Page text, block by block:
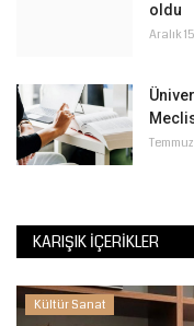
oldu
Aralık
KARIŞIK İÇERIKLER
Kültür Sanat